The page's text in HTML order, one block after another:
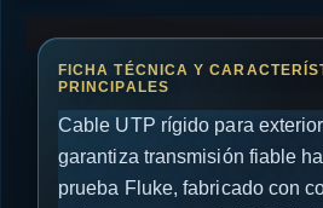
Cable UTP rígido para
garantiza transmisión fiable
prueba Fluke, fabricado con